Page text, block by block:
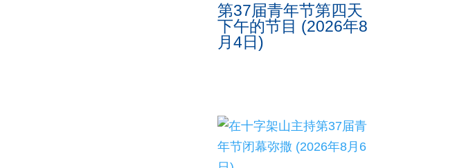
第37届青年节第四天
下午的节目 (2026年8
月4日)